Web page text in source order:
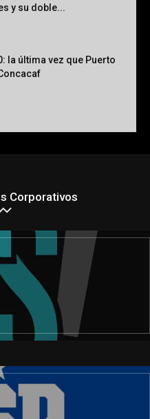
y su doble...
la última vez que Puerto
Corporativos